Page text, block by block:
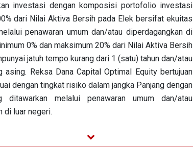
investasi dengan komposisi portofolio investasi
dari Nilai Aktiva Bersih pada Elek bersifat ekuitas
penawaran umum dan/atau diperdagangkan di
0% dan maksimum 20% dari Nilai Aktiva Bersih
jatuh tempo kurang dari 1 (satu) tahun dan/atau
Reksa Dana Capital Optimal Equity bertujuan
dengan tingkat risiko dalam jangka Panjang dengan
melalui penawaran umum dan/atau
di luar negeri.